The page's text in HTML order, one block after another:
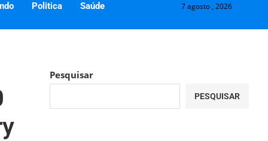
Politica Saúde 7 agosto , 2026
Pesquisar
PESQUISAR